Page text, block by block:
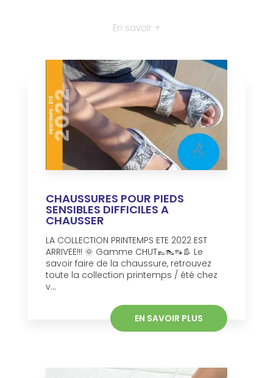
En savoir +
CHAUSSURES POUR PIEDS
SENSIBLES DIFFICILES A
CHAUSSER
LA COLLECTION PRINTEMPS ETE 2022 EST
ARRIVEE!!! 🌞 Gamme CHUT👞👠👡👢 Le
savoir faire de la chaussure, retrouvez
toute la collection printemps / été chez
v...
EN SAVOIR PLUS